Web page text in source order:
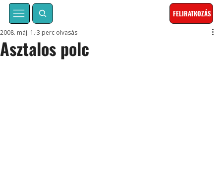
FELIRATKOZÁS
Asztalos polc
2008. máj. 1. 3 perc olvasás